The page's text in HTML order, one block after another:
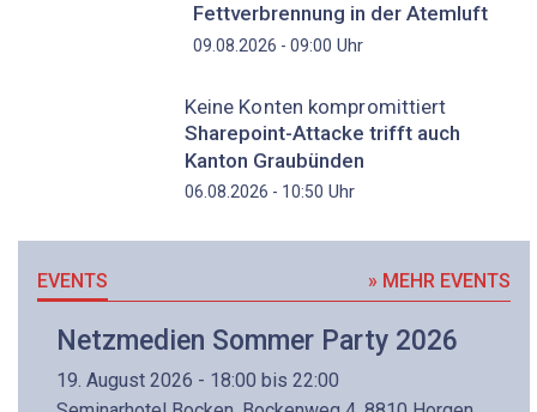
Fettverbrennung in der Atemluft
09.08.2026 - 09:00 Uhr
Keine Konten kompromittiert
Sharepoint-Attacke trifft auch
Kanton Graubünden
06.08.2026 - 10:50 Uhr
EVENTS » MEHR EVENTS
Netzmedien Sommer Party 2026
19. August 2026 - 18:00 bis 22:00